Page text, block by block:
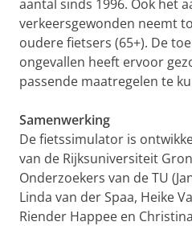
aantal sinds 1996. Ook het
verkeersgewonden neemt
oudere fietsers (65+). De
ongevallen heeft ervoor
passende maatregelen te
Samenwerking
De fietssimulator is
van de Rijksuniversiteit
Onderzoekers van de TU
Linda van der Spaa, Heike
Riender Happee en